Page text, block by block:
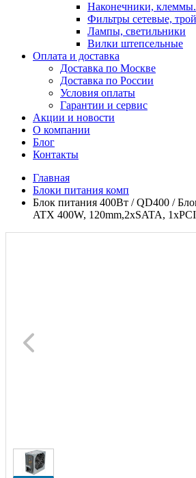
Наконечники, клеммы.
Фильтры сетевые,
Лампы, светильники
Вилки штепсельные
Оплата и доставка
Доставка по Москве
Доставка по России
Условия оплаты
Гарантии и сервис
Акции и новости
О компании
Блог
Контакты
Главная
Блоки питания комп
Блок питания 400Вт / QD400 /
ATX 400W, 120mm,2xSATA,